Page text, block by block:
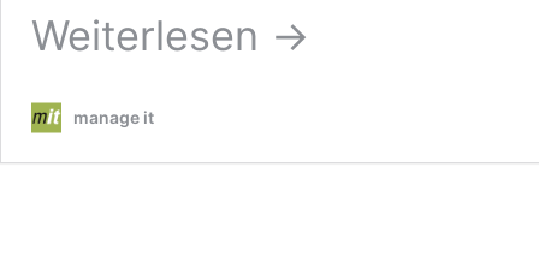
Weiterlesen →
manage it